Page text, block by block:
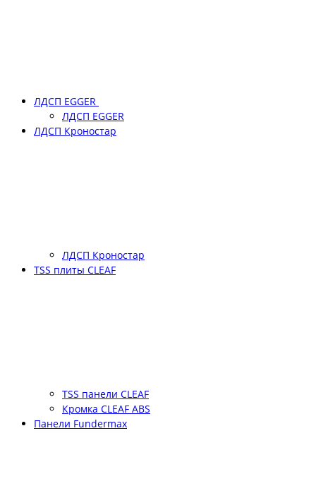
ЛДСП EGGER
ЛДСП EGGER
ЛДСП Кроностар
ЛДСП Кроностар
TSS плиты CLEAF
TSS панели CLEAF
Кромка CLEAF ABS
Панели Fundermax